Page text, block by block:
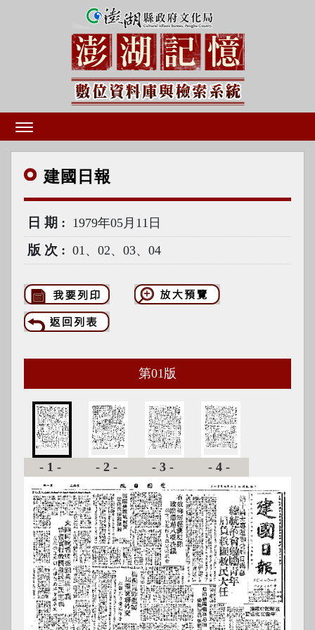
建國 日報
日期 1979年05月11日
版次 01、02、03、04
第01 版
-1- -2- -3- -4-